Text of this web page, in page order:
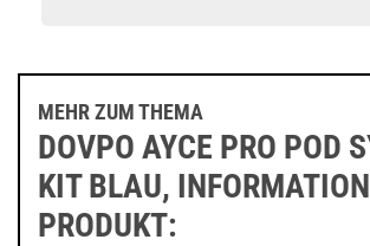
MEHR ZUM THEMA
DOVPO AYCE PRO POD
KIT BLAU,
PRODUKT: